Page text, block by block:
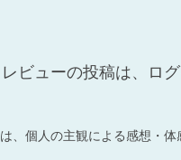
レビューの投稿は、ロ
、個人の主観による感想・体